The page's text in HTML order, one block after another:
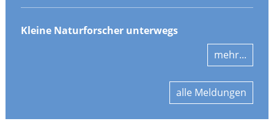
Kleine Naturforscher unterwegs
mehr...
alle Meldungen